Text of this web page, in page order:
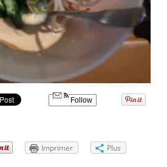
Follow
Imprimer Plus